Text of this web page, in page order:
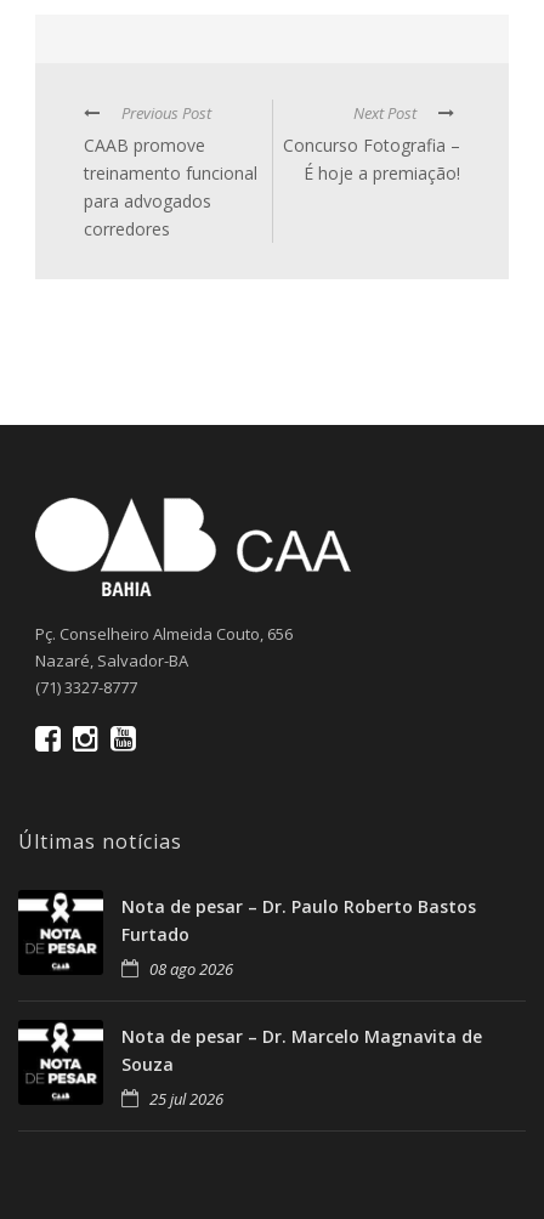
Previous Post
CAAB promove
treinamento funcional
para advogados
corredores
Next Post
Concurso Fotografia –
É hoje a premiação!
Pç. Conselheiro Almeida Couto, 656
Nazaré, Salvador-BA
(71) 3327-8777
Últimas notícias
Nota de pesar – Dr. Paulo Roberto Bastos
Furtado
08 ago 2026
Nota de pesar – Dr. Marcelo Magnavita de
Souza
25 jul 2026